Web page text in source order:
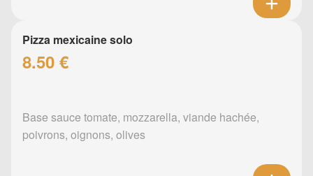
Pizza mexicaine solo
8.50 €
Base sauce tomate, mozzarella, viande hachée,
poivrons, oignons, olives